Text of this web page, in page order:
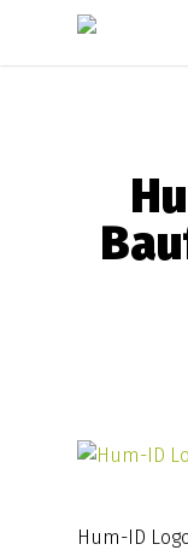
Hum-ID